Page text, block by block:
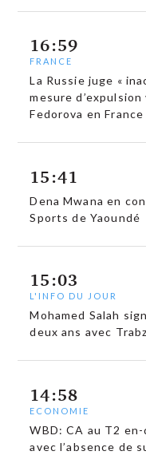
16:59
FRANCE
La Russie juge «
mesure
Fedorova en France
15:41
Dena Mwana en
Sports de Yaoundé
15:03
L'INFO DU JOUR
Mohamed Salah
deux ans avec
14:58
ECONOMIE
WBD: CA au T2
avec l’absence de